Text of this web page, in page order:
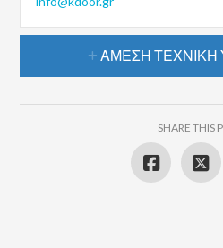
ΆΜΕΣΗ ΤΕΧΝΙΚΉ
SHARE THIS